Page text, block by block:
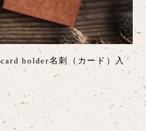
holder名刺（カード）入